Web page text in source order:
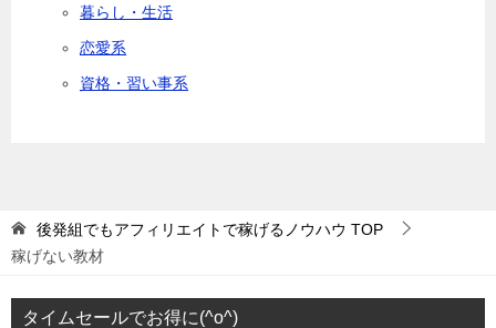
暮らし・生活
恋愛系
資格・習い事系
後発組でもアフィリエイトで稼げるノウハウ TOP
稼げない教材
タイムセールでお得に(^o^)